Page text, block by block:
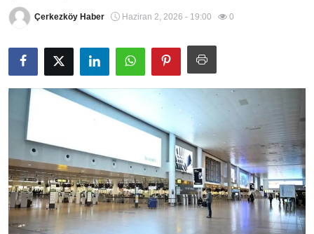
Magazin Haberleri
Spor Haberleri
Teknoloji Haberleri
Dünya Haberleri
Çerkezköy
Çerkezköy Haber Haziran 2, 2026 - 19:00 0